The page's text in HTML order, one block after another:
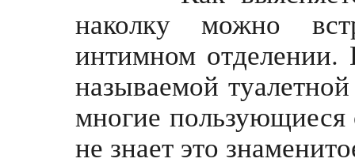
наколку можно
интимном отделении.
называемой
многие
не знает это